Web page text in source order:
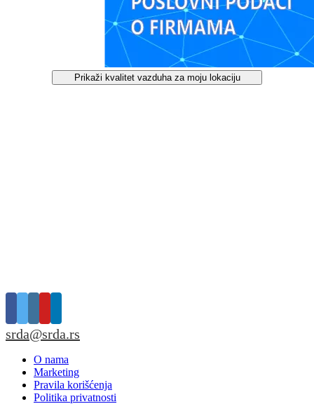
Prikaži kvalitet vazduha za moju lokaciju
srda@srda.rs
O nama
Marketing
Pravila korišćenja
Politika privatnosti